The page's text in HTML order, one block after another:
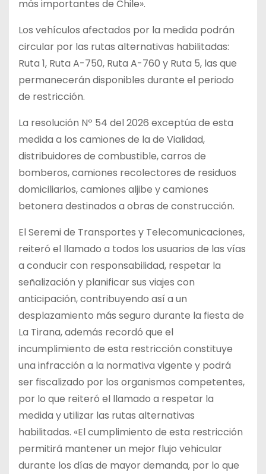
más importantes de Chile».
Los vehículos afectados por la medida podrán
circular por las rutas alternativas habilitadas:
Ruta 1, Ruta A-750, Ruta A-760 y Ruta 5, las que
permanecerán disponibles durante el periodo
de restricción.
La resolución Nº 54 del 2026 exceptúa de esta
medida a los camiones de la de Vialidad,
distribuidores de combustible, carros de
bomberos, camiones recolectores de residuos
domiciliarios, camiones aljibe y camiones
betonera destinados a obras de construcción.
El Seremi de Transportes y Telecomunicaciones,
reiteró el llamado a todos los usuarios de las vías
a conducir con responsabilidad, respetar la
señalización y planificar sus viajes con
anticipación, contribuyendo así a un
desplazamiento más seguro durante la fiesta de
La Tirana, además recordó que el
incumplimiento de esta restricción constituye
una infracción a la normativa vigente y podrá
ser fiscalizado por los organismos competentes,
por lo que reiteró el llamado a respetar la
medida y utilizar las rutas alternativas
habilitadas. «El cumplimiento de esta restricción
permitirá mantener un mejor flujo vehicular
durante los días de mayor demanda, por lo que